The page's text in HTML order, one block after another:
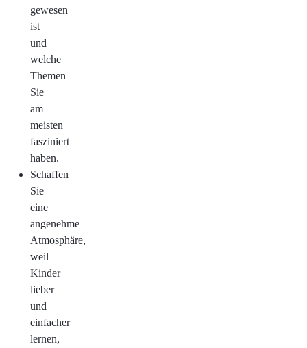
gewesen
ist
und
welche
Themen
Sie
am
meisten
fasziniert
haben.
Schaffen
Sie
eine
angenehme
Atmosphäre,
weil
Kinder
lieber
und
einfacher
lernen,